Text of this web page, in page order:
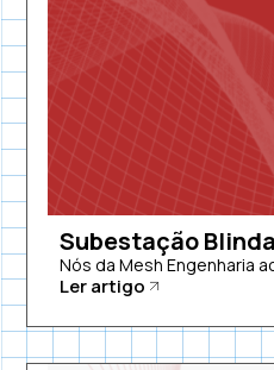
Subestação
Nós da Mesh Engenharia
Ler artigo